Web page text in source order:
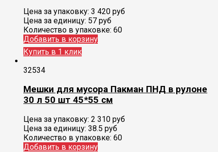
Цена за упаковку: 3 420 руб
Цена за единицу: 57 руб
Количество в упаковке: 60
Добавить в корзину
Купить в 1 клик
32534
Мешки для мусора Пакман ПНД в рулоне
30 л 50 шт 45*55 см
Цена за упаковку: 2 310 руб
Цена за единицу: 38.5 руб
Количество в упаковке: 60
Добавить в корзину